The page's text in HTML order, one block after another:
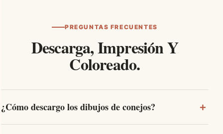
PREGUNTAS FRECUENTES
Descarga, Impresión Y
Coloreado.
¿Cómo descargo los dibujos de conejos?